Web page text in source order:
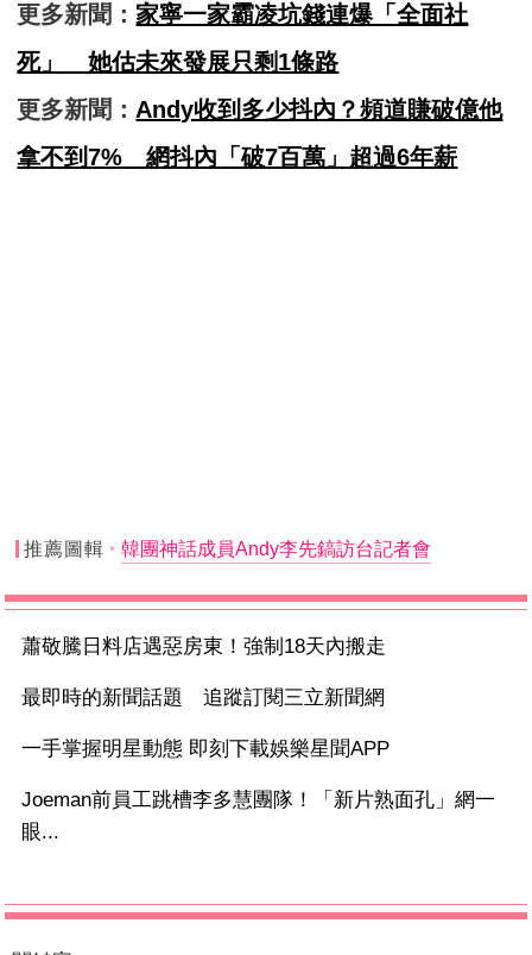
更多新聞： 家寧一家霸凌坑錢連爆「全面社
死」 她估未來發展只剩1條路
更多新聞： Andy收到多少抖內？頻道賺破億他
拿不到7% 網抖內「破7百萬」超過6年薪
推薦圖輯 韓團神話成員Andy李先鎬訪台記者會
蕭敬騰日料店遇惡房東！強制18天內搬走
最即時的新聞話題 追蹤訂閱三立新聞網
一手掌握明星動態 即刻下載娛樂星聞APP
Joeman前員工跳槽李多慧團隊！「新片熟面孔」網一
眼...